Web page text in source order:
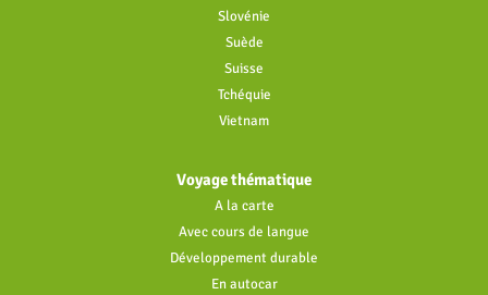
Slovénie
Suède
Suisse
Tchéquie
Vietnam
Voyage thématique
A la carte
Avec cours de langue
Développement durable
En autocar